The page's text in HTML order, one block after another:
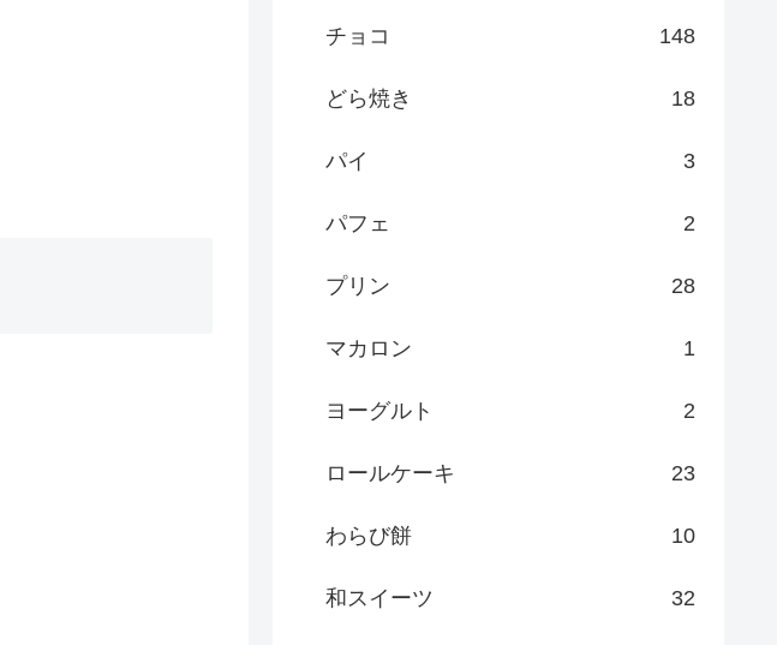
チョコ 148
どら焼き 18
パイ 3
パフェ 2
プリン 28
マカロン 1
ヨーグルト 2
ロールケーキ 23
わらび餅 10
和スイーツ 32